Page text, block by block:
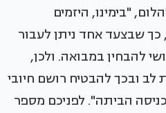
"בימינו, היזמים
שבצעד אחד ניתן לעבור
להבחין במבואה. ולכן,
ובכך להבטיח רושם חיובי
הביתה". לפניכם מספר